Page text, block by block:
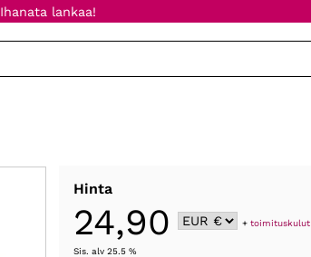
Ihanata lankaa!
Hinta
24,90 +toimituskulut
Sis. alv 25.5 %